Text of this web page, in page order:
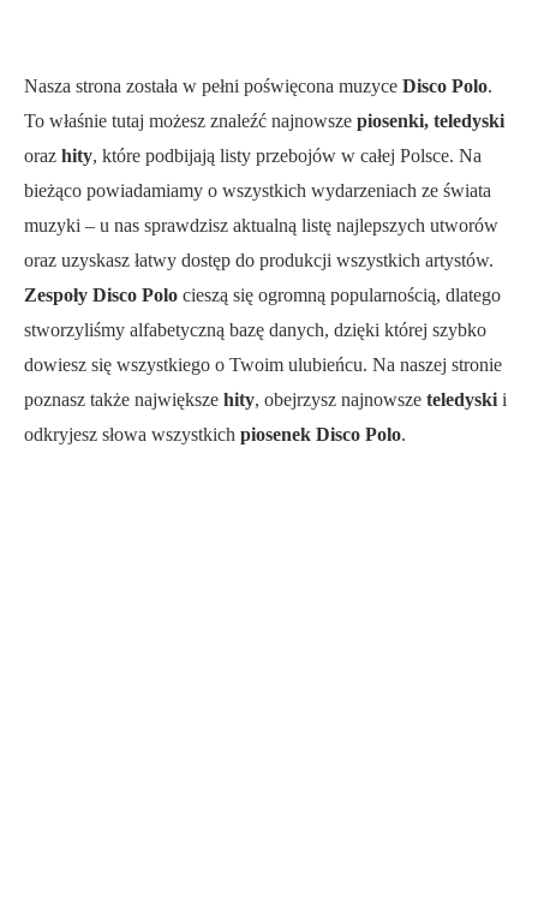
Nasza strona została w pełni poświęcona muzyce Disco Polo.
To właśnie tutaj możesz znaleźć najnowsze piosenki, teledyski
oraz hity, które podbijają listy przebojów w całej Polsce. Na
bieżąco powiadamiamy o wszystkich wydarzeniach ze świata
muzyki – u nas sprawdzisz aktualną listę najlepszych utworów
oraz uzyskasz łatwy dostęp do produkcji wszystkich artystów.
Zespoły Disco Polo cieszą się ogromną popularnością, dlatego
stworzyliśmy alfabetyczną bazę danych, dzięki której szybko
dowiesz się wszystkiego o Twoim ulubieńcu. Na naszej stronie
poznasz także największe hity, obejrzysz najnowsze teledyski i
odkryjesz słowa wszystkich piosenek Disco Polo.